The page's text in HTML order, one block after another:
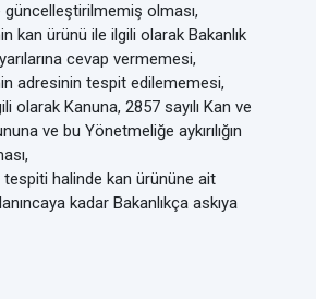
olması,
kan ürünü ile ilgili olarak Bakanlık
cevap vermemesi,
adresinin tespit edilememesi,
olarak Kanuna, 2857 sayılı Kan ve
ve bu Yönetmeliğe aykırılığın
tespiti halinde kan ürününe ait
kadar Bakanlıkça askıya